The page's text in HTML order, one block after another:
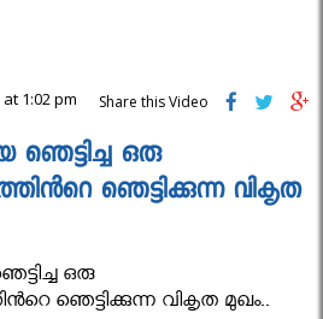
1:02 pm Share this Video
ഞെട്ടിച്ച ഒരു
ഞെട്ടിക്കുന്ന വികൃത
ഒരു
ഞെട്ടിക്കുന്ന വികൃത മുഖം..